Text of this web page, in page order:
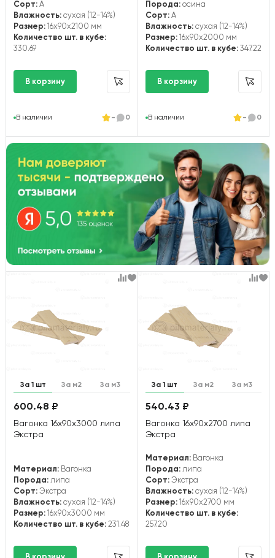
Сорт: А
Влажность: сухая (12-14%)
Размер: 16x90x2100 мм
Количество шт. в кубе:
330.69
В наличии - 0
Порода:осина
Сорт:А
Влажность:сухая (12-14%)
Размер:16x90x2000 мм
Количество шт. в кубе:347.22
В наличии - 0
За 1 шт За м2 За м3
600.48 ₽
Вагонка 16х90х3000 липа
Экстра
Материал: Вагонка
Порода: липа
Сорт: Экстра
Влажность: сухая (12-14%)
Размер: 16x90x3000 мм
Количество шт. в кубе: 231.48
За 1 шт За м2 За м3
540.43 ₽
Вагонка 16х90х2700 липа
Экстра
Материал:Вагонка
Порода:липа
Сорт:Экстра
Влажность:сухая (12-14%)
Размер:16x90x2700 мм
Количество шт. в кубе:
257.20